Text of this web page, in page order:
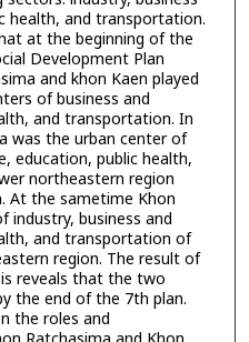
health, and transportation.
at the beginning of the
Development Plan
and khon Kaen played
of business and
and transportation. In
was the urban center of
education, public health,
northeastern region
At the sametime Khon
industry, business and
and transportation of
region. The result of
reveals that the two
the end of the 7th plan.
the roles and